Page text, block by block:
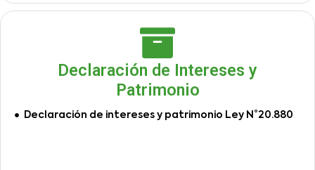
Declaración de Intereses y
Patrimonio
Declaración de intereses y patrimonio Ley N°20.880